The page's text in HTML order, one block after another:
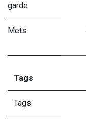
garde
Mets
Tags
Tags